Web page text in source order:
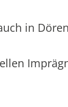
in